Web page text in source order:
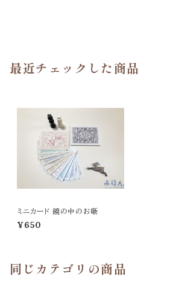
最近チェックした商品
ミニカード 鏡の中のお噺
¥650
同じカテゴリの商品